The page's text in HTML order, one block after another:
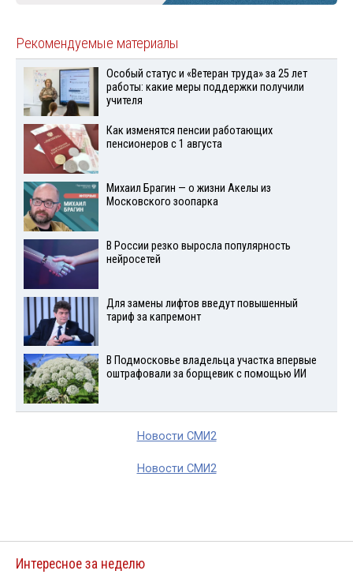
Рекомендуемые материалы
Особый статус и «Ветеран труда» за 25 лет
работы: какие меры поддержки получили
учителя
Как изменятся пенсии работающих
пенсионеров с 1 августа
Михаил Брагин — о жизни Акелы из
Московского зоопарка
В России резко выросла популярность
нейросетей
Для замены лифтов введут повышенный
тариф за капремонт
В Подмосковье владельца участка впервые
оштрафовали за борщевик с помощью ИИ
Новости СМИ2
Новости СМИ2
Интересное за неделю